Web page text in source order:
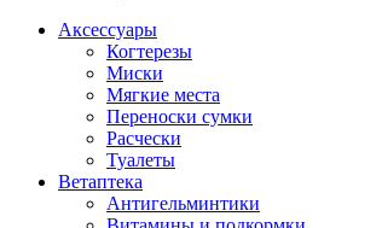
Аксессуары
Когтерезы
Миски
Мягкие места
Переноски сумки
Расчески
Туалеты
Ветаптека
Антигельминтики